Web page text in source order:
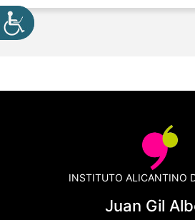
INSTITUTO ALICANTINO
Juan Gil